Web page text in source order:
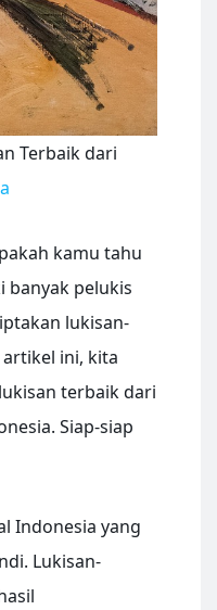
Terbaik dari
kamu tahu
banyak pelukis
lukisan-
ini, kita
terbaik dari
Siap-siap
Indonesia yang
Lukisan-